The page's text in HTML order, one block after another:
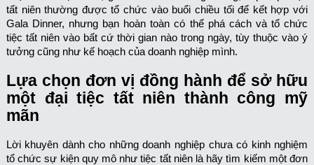
tất niên thường được tổ chức vào buổi chiều tối để kết hợp với
Gala Dinner, nhưng bạn hoàn toàn có thể phá cách và tổ chức
tiệc tất niên vào bất cứ thời gian nào trong ngày, tùy thuộc vào ý
tưởng cũng như kế hoạch của doanh nghiệp mình.
Lựa chọn đơn vị đồng hành để sở hữu
một đại tiệc tất niên thành công mỹ
mãn
Lời khuyên dành cho những doanh nghiệp chưa có kinh nghiệm
tổ chức sự kiện quy mô như tiệc tất niên là hãy tìm kiếm một đơn